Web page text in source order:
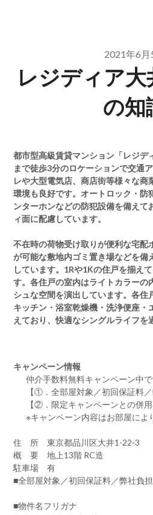
2021年6月
レジディア大
の知
都市型高級賃貸マンション「レジデ
まで徒歩3分のロケーションで交通
レや大型電気店、商店街等様々な商
環境も良好です。オートロック・防
ンターホンなどの防犯設備を備えて
ィ面に配慮しています。
不在時の荷物受け取りが便利な宅配
が可能な敷地内ゴミ置き場などを備
しています。1Rや1Kの住戸を揃え
す。各住戸の室内はライトカラーの
シュな空間を演出しています。各住
キッチン・浴室乾燥機・洗浄便座・
えており、快適なシングルライフを
キャンペーン情報
仲介手数料無料キャンペーン中で
【①．全部屋対象／初回保証料／
【②．限定キャンペーンとの併用
※キャンペーン内容はお部屋によ
住 所 東京都品川区大井1-22-3
概 要 地上13階 RC造
駐車場 有
■全部屋対象／初回保証料／弊社負
■物件名フリガナ